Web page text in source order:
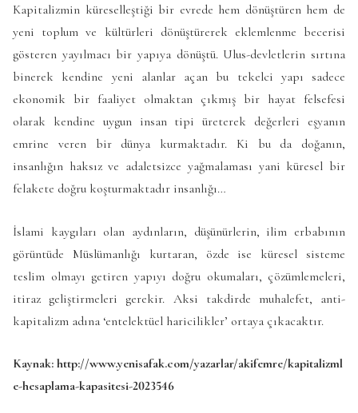
Kapitalizmin küreselleştiği bir evrede hem dönüştüren hem de
yeni toplum ve kültürleri dönüştürerek eklemlenme becerisi
gösteren yayılmacı bir yapıya dönüştü. Ulus-devletlerin sırtına
binerek kendine yeni alanlar açan bu tekelci yapı sadece
ekonomik bir faaliyet olmaktan çıkmış bir hayat felsefesi
olarak kendine uygun insan tipi üreterek değerleri eşyanın
emrine veren bir dünya kurmaktadır. Ki bu da doğanın,
insanlığın haksız ve adaletsizce yağmalaması yani küresel bir
felakete doğru koşturmaktadır insanlığı…
İslami kaygıları olan aydınların, düşünürlerin, ilim erbabının
görüntüde Müslümanlığı kurtaran, özde ise küresel sisteme
teslim olmayı getiren yapıyı doğru okumaları, çözümlemeleri,
itiraz geliştirmeleri gerekir. Aksi takdirde muhalefet, anti-
kapitalizm adına ‘entelektüel haricilikler’ ortaya çıkacaktır.
Kaynak: http://www.yenisafak.com/yazarlar/akifemre/kapitalizml
e-hesaplama-kapasitesi-2023546